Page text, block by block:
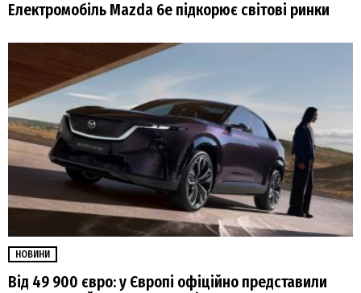
Електромобіль Mazda 6e підкорює світові ринки
НОВИНИ
Від 49 900 євро: у Європі офіційно представили